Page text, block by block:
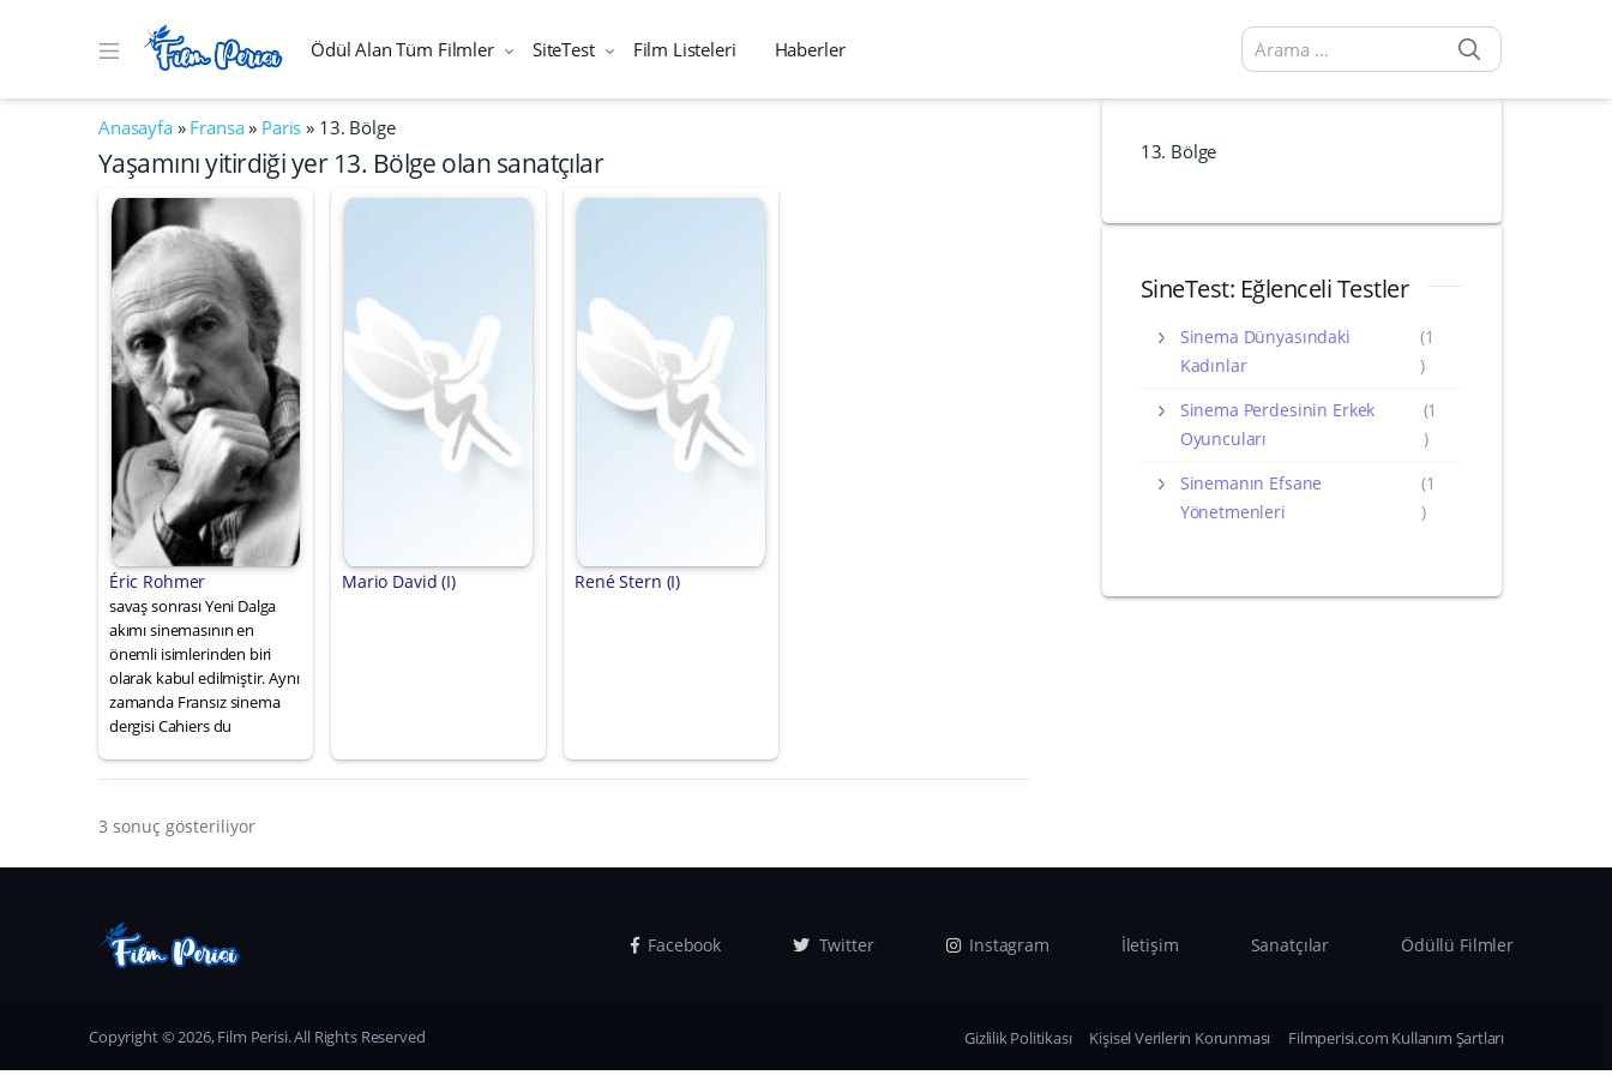
Ödül Alan Tüm Filmler SiteTest Film Listeleri Haberler
Arama sonuçları:
Anasayfa» Fransa» Paris » 13. Bölge
Yaşamını yitirdiği yer 13. Bölge olan sanatçılar
Éric Rohmer
savaş sonrası Yeni Dalga
akımı sinemasının en
önemli isimlerinden biri
olarak kabul edilmiştir. Aynı
zamanda Fransız sinema
dergisi Cahiers du
Mario David (I) René Stern (I)
3 sonuç gösteriliyor
13. Bölge
SineTest: Eğlenceli Testler
Sinema Dünyasındaki
Kadınlar
(1
)
Sinema Perdesinin Erkek
Oyuncuları
(1
)
Sinemanın Efsane
Yönetmenleri
(1
)
Facebook Twitter Instagram İletişim Sanatçılar Ödüllü Filmler
Copyright © 2026, Film Perisi. All Rights Reserved Gizlilik Politikası Kişisel Verilerin Korunması Filmperisi.com Kullanım Şartları